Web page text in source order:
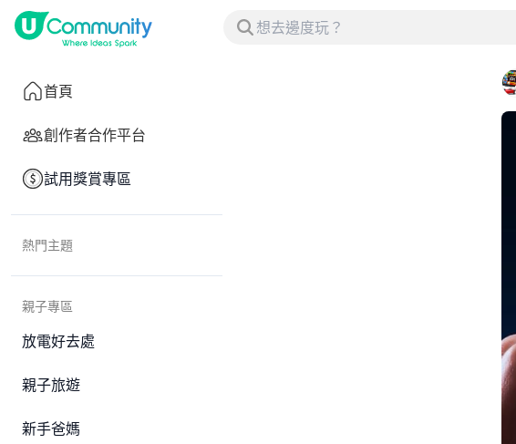
首頁
創作者合作平台
試用獎賞專區
熱門主題
親子專區
放電好去處
親子旅遊
新手爸媽